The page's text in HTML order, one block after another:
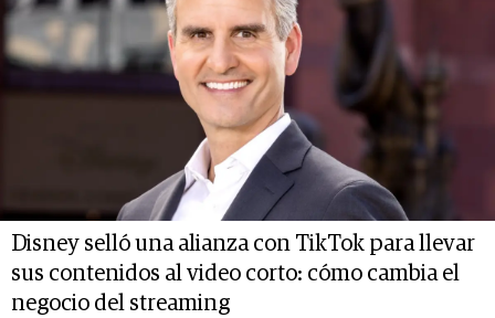
Disney selló una alianza con TikTok para llevar
sus contenidos al video corto: cómo cambia el
negocio del streaming